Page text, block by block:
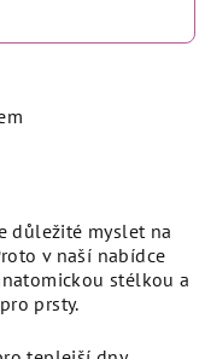
důležité myslet na
v naší nabídce
stélkou a
prsty.